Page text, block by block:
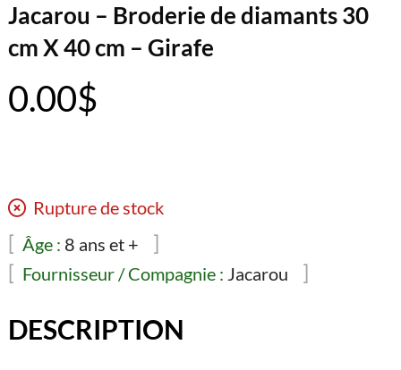
Jacarou – Broderie de diamants 30
cm X 40 cm – Girafe
0.00$
Rupture de stock
Âge : 8 ans et +
Fournisseur / Compagnie : Jacarou
DESCRIPTION